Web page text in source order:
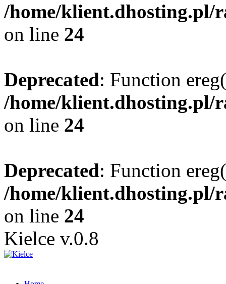
/home/klient.dhosting.pl/
on line 24
Deprecated: Function
/home/klient.dhosting.pl/
on line 24
Deprecated: Function
/home/klient.dhosting.pl/
on line 24
Kielce v.0.8